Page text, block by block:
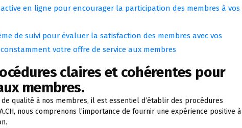
en ligne pour encourager la participation des membres à vos
de suivi pour évaluer la satisfaction des membres avec vos
votre offre de service aux membres
claires et cohérentes pour
membres.
de qualité à nos membres, il est essentiel d’établir des procédures
nous comprenons l’importance de fournir une expérience positive à